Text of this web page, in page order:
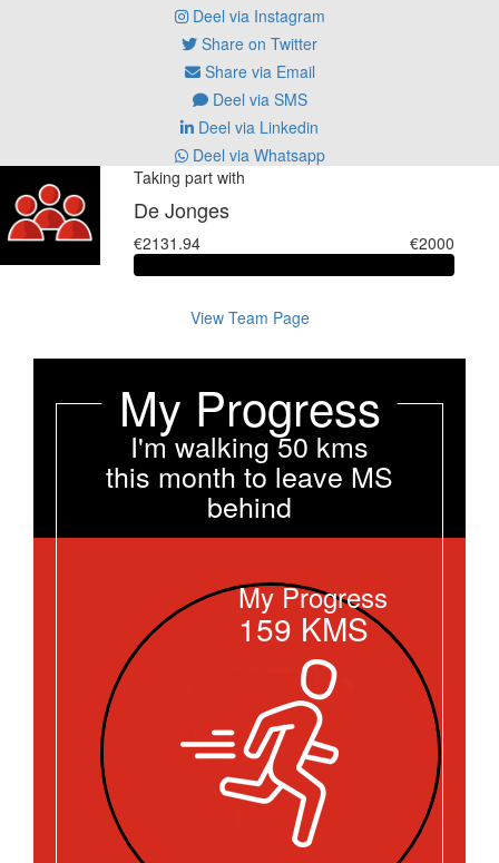
Deel via Instagram
Share on Twitter
Share via Email
Deel via SMS
Deel via Linkedin
Deel via Whatsapp
Taking part with
De Jonges
€2131.94 €2000
View Team Page
My Progress
I'm walking 50 kms
this month to leave MS
behind
My Progress
159 KMS